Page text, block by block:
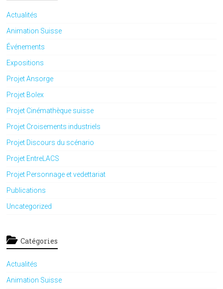
Actualités
Animation Suisse
Événements
Expositions
Projet Ansorge
Projet Bolex
Projet Cinémathèque suisse
Projet Croisements industriels
Projet Discours du scénario
Projet EntreLACS
Projet Personnage et vedettariat
Publications
Uncategorized
Catégories
Actualités
Animation Suisse